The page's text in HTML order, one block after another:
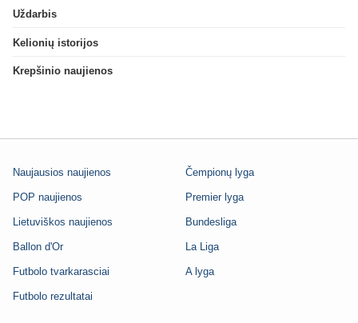
Uždarbis
Kelionių istorijos
Krepšinio naujienos
Naujausios naujienos
POP naujienos
Lietuviškos naujienos
Ballon d'Or
Futbolo tvarkarasciai
Futbolo rezultatai
Čempionų lyga
Premier lyga
Bundesliga
La Liga
A lyga